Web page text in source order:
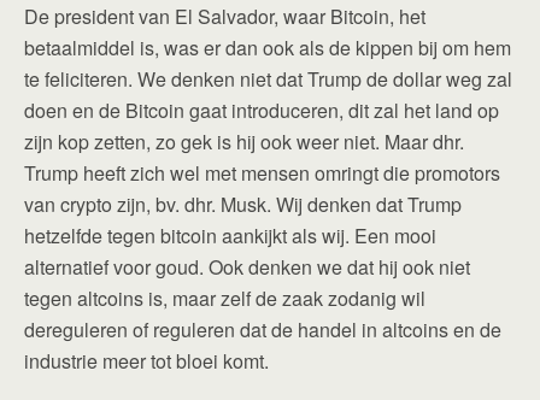
De president van El Salvador, waar Bitcoin, het
betaalmiddel is, was er dan ook als de kippen bij om hem
te feliciteren. We denken niet dat Trump de dollar weg zal
doen en de Bitcoin gaat introduceren, dit zal het land op
zijn kop zetten, zo gek is hij ook weer niet. Maar dhr.
Trump heeft zich wel met mensen omringt die promotors
van crypto zijn, bv. dhr. Musk. Wij denken dat Trump
hetzelfde tegen bitcoin aankijkt als wij. Een mooi
alternatief voor goud. Ook denken we dat hij ook niet
tegen altcoins is, maar zelf de zaak zodanig wil
dereguleren of reguleren dat de handel in altcoins en de
industrie meer tot bloei komt.